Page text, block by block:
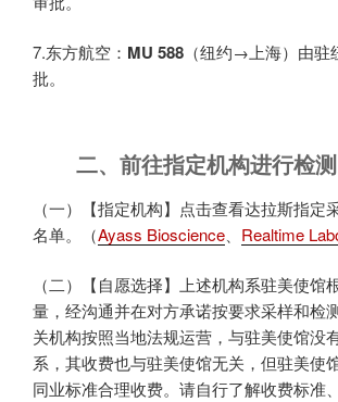
7.东方航空： MU 588 （纽约→上海）由驻
批。
二、前往指定机构进行检测
（一）【指定机构】点击查看达拉斯指定
名单。（Ayass Bioscience Realtime
（二）【自愿选择】上述机构系驻美使馆
量，经沟通并在对方承诺按要求采样和检
关机构按照当地法规运营，与驻美使馆没
系，其收费也与驻美使馆无关，但驻美使
同业标准合理收费。请自行了解收费标准